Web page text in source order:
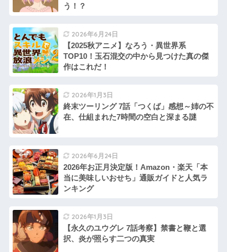
う！？
2026年6月24日
【2025秋アニメ】なろう・異世界系
TOP10！玉石混交の中から見つけた真の傑
作はこれだ！
2026年1月3日
終末ツーリング 7話「つくば」感想～姉の不
在、仕組まれた7時間の空白と深まる謎
2026年6月24日
2026年お正月決定版！Amazon・楽天「本
当に美味しいおせち」通販ガイドと人気ラ
ンキング
2026年1月3日
【永久のユウグレ 7話考察】禁書と鞭と選
択、炎が照らす二つの真実